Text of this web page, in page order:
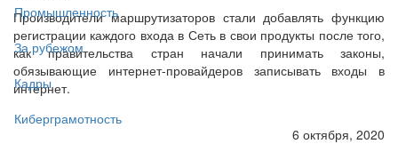
Промышленность
За рубежом
Кадры
Киберграмотность
Производители маршрутизаторов стали добавлять функцию
регистрации каждого входа в Сеть в свои продукты после того,
как правительства стран начали принимать законы,
обязывающие интернет-провайдеров записывать входы в
интернет.
6 октября, 2020